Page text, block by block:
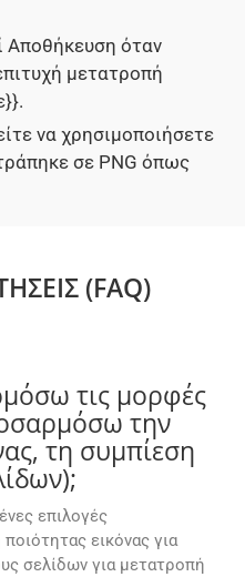
Αποθήκευση όταν
μετατροπή
να χρησιμοποιήσετε
σε PNG όπως
(FAQ)
τις μορφές
την
τη συμπίεση
επιλογές
εικόνας για
σελίδων για μετατροπή